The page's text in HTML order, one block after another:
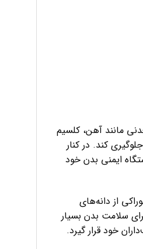
مانند آهن، کلسیم
کند. در کنار
ایمنی بدن خود
از دانه‌های
سلامت بدن بسیار
خود قرار گیرد.